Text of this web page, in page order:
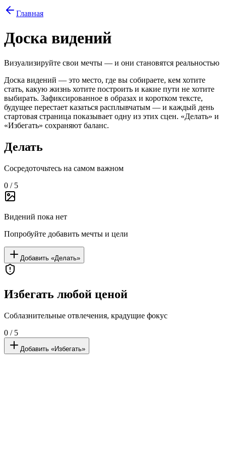
Главная
Доска видений
Визуализируйте свои мечты — и они становятся реальностью
Доска видений — это место, где вы собираете, кем хотите
стать, какую жизнь хотите построить и какие пути не хотите
выбирать. Зафиксированное в образах и коротком тексте,
будущее перестает казаться расплывчатым — и каждый день
стартовая страница показывает одну из этих сцен. «Делать» и
«Избегать» сохраняют баланс.
Делать
Сосредоточьтесь на самом важном
0 / 5
Видений пока нет
Попробуйте добавить мечты и цели
Добавить «Делать»
Избегать любой ценой
Соблазнительные отвлечения, крадущие фокус
0 / 5
Добавить «Избегать»